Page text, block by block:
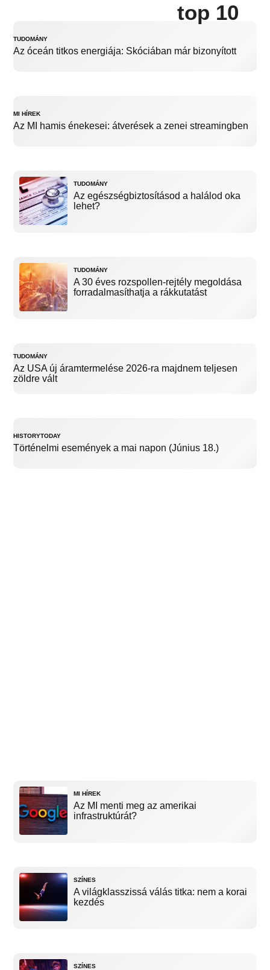
top 10
TUDOMÁNY
Az óceán titkos energiája: Skóciában már bizonyított
MI HÍREK
Az MI hamis énekesei: átverések a zenei streamingben
TUDOMÁNY
Az egészségbiztosításod a halálod oka
lehet?
TUDOMÁNY
A 30 éves rozspollen-rejtély megoldása
forradalmasíthatja a rákkutatást
TUDOMÁNY
Az USA új áramtermelése 2026-ra majdnem teljesen
zöldre vált
HISTORYTODAY
Történelmi események a mai napon (Június 18.)
MI HÍREK
Az MI menti meg az amerikai
infrastruktúrát?
SZÍNES
A világklasszissá válás titka: nem a korai
kezdés
SZÍNES